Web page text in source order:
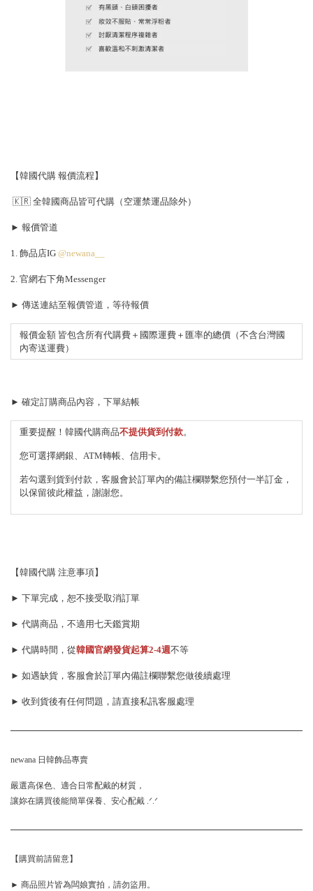
【韓國代購 報價流程】
🇰🇷 全韓國商品皆可代購（空運禁運品除外）
► 報價管道
1. 飾品店IG @newana__
2. 官網右下角Messenger
► 傳送連結至報價管道，等待報價
報價金額 皆包含所有代購費＋國際運費＋匯率的總價（不含台灣國
內寄送運費）
► 確定訂購商品內容，下單結帳
重要提醒！韓國代購商品不提供貨到付款。
您可選擇網銀、ATM轉帳、信用卡。
若勾選到貨到付款，客服會於訂單內的備註欄聯繫您預付一半訂金，
以保留彼此權益，謝謝您。
【韓國代購 注意事項】
► 下單完成，恕不接受取消訂單
► 代購商品，不適用七天鑑賞期
► 代購時間，從韓國官網發貨起算2-4週不等
► 如遇缺貨，客服會於訂單內備註欄聯繫您做後續處理
► 收到貨後有任何問題，請直接私訊客服處理
newana 日韓飾品專賣
嚴選高保色、適合日常配戴的材質，
讓妳在購買後能簡單保養、安心配戴 .ᐟ.ᐟ
【購買前請留意】
► 商品照片皆為闆娘實拍，請勿盜用。